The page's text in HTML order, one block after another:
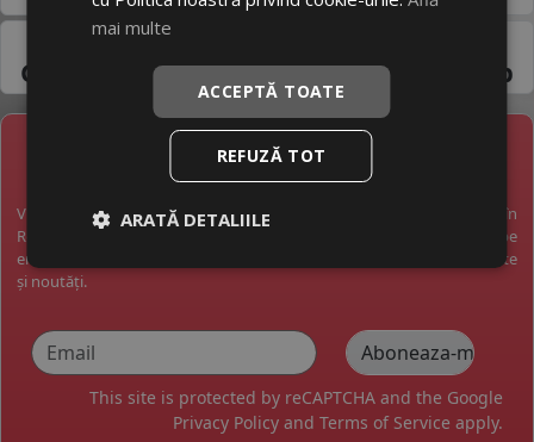
Pneuri 275/60R15 -
Gama variata de laproducatori de top
NEWSLETTER
Vreți să fiți la curent cu toate noutățile în industria anvelopelor în
România? Vreți să primiți pe email promoții exclusive? Abonați-vă pe
email și veți primi pe email o dată pe săptămână cele mai bune oferte
și noutăți.
This site is protected by reCAPTCHA and the Google
Privacy Policy and Terms of Service apply.
mai multe
ACCEPTĂ TOATE
REFUZĂ TOT
ARATĂ DETALIILE